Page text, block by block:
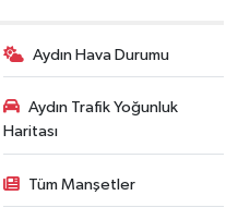
Aydın Hava Durumu
Aydın Trafik Yoğunluk
Haritası
Tüm Manşetler